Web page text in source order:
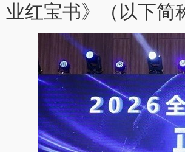
业红宝书》（以下简